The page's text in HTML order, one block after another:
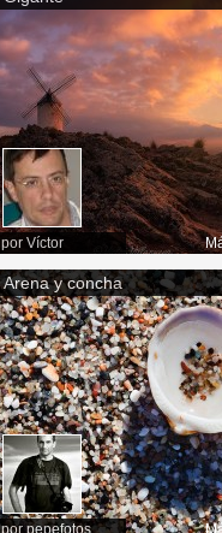
por Víctor
Arena y concha